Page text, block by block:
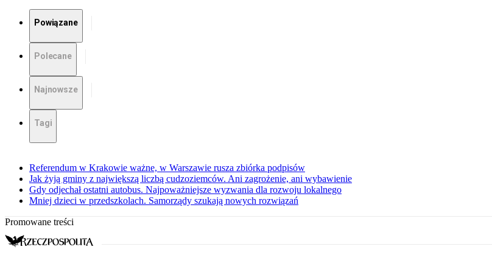
Powiązane
Polecane
Najnowsze
Tagi
Referendum w Krakowie ważne, w Warszawie rusza zbiórka podpisów
Jak żyją gminy z największą liczbą cudzoziemców. Ani zagrożenie, ani wybawienie
Gdy odjechał ostatni autobus. Najpoważniejsze wyzwania dla rozwoju lokalnego
Mniej dzieci w przedszkolach. Samorządy szukają nowych rozwiązań
Promowane treści